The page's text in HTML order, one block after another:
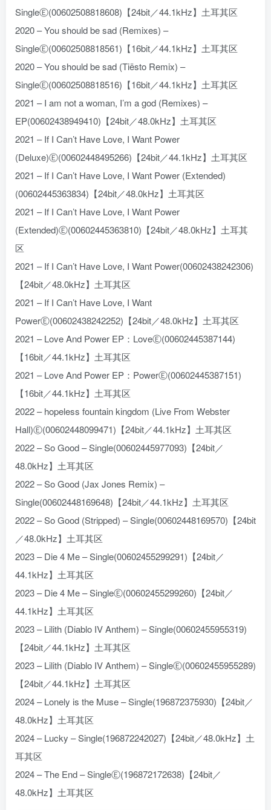
SingleⒺ(00602508818608)【24bit／44.1kHz】土耳其区
2020 – You should be sad (Remixes) –
SingleⒺ(00602508818561)【16bit／44.1kHz】土耳其区
2020 – You should be sad (Tiësto Remix) –
SingleⒺ(00602508818516)【16bit／44.1kHz】土耳其区
2021 – I am not a woman, I’m a god (Remixes) –
EP(00602438949410)【24bit／48.0kHz】土耳其区
2021 – If I Can’t Have Love, I Want Power
(Deluxe)Ⓔ(00602448495266)【24bit／44.1kHz】土耳其区
2021 – If I Can’t Have Love, I Want Power (Extended)
(00602445363834)【24bit／48.0kHz】土耳其区
2021 – If I Can’t Have Love, I Want Power
(Extended)Ⓔ(00602445363810)【24bit／48.0kHz】土耳其
区
2021 – If I Can’t Have Love, I Want Power(00602438242306)
【24bit／48.0kHz】土耳其区
2021 – If I Can’t Have Love, I Want
PowerⒺ(00602438242252)【24bit／48.0kHz】土耳其区
2021 – Love And Power EP：LoveⒺ(00602445387144)
【16bit／44.1kHz】土耳其区
2021 – Love And Power EP：PowerⒺ(00602445387151)
【16bit／44.1kHz】土耳其区
2022 – hopeless fountain kingdom (Live From Webster
Hall)Ⓔ(00602448099471)【24bit／44.1kHz】土耳其区
2022 – So Good – Single(00602445977093)【24bit／
48.0kHz】土耳其区
2022 – So Good (Jax Jones Remix) –
Single(00602448169648)【24bit／44.1kHz】土耳其区
2022 – So Good (Stripped) – Single(00602448169570)【24bit
／48.0kHz】土耳其区
2023 – Die 4 Me – Single(00602455299291)【24bit／
44.1kHz】土耳其区
2023 – Die 4 Me – SingleⒺ(00602455299260)【24bit／
44.1kHz】土耳其区
2023 – Lilith (Diablo IV Anthem) – Single(00602455955319)
【24bit／44.1kHz】土耳其区
2023 – Lilith (Diablo IV Anthem) – SingleⒺ(00602455955289)
【24bit／44.1kHz】土耳其区
2024 – Lonely is the Muse – Single(196872375930)【24bit／
48.0kHz】土耳其区
2024 – Lucky – Single(196872242027)【24bit／48.0kHz】土
耳其区
2024 – The End – SingleⒺ(196872172638)【24bit／
48.0kHz】土耳其区